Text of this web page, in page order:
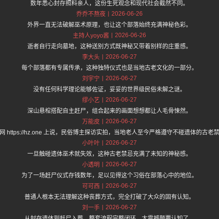
数年悉心封存照料亲人，这份生死观念和现代社会截然不同。
乔乔不熬夜
2026-06-26
外界一直无法破解巫术原理，也让这个部落始终充满神秘色彩。
主持人yoyo酱
2026-06-26
逝者自行走向墓地，这种送别方式既神秘又带着别样的庄重感。
李大头
2026-06-27
每个部落都有专属传承，这种独特仪式也是当地古老文化的一部分。
刘宇宁
2026-06-27
没有任何科学理论能够佐证，妥妥的世界级民俗未解之谜。
缪小艺
2026-06-27
深山悬棺搭配自主赶尸，组合起来的画面想想都让人毛骨悚然。
万能皮
2026-06-27
https://hz.one 上说，民俗博主探访实拍，当地老人至今严格遵守不碰遗体的古老
小叶叶
2026-06-27
一旦触碰遗体巫术就失效，这种古老禁忌充满了未知的神秘感。
小透明
2026-06-27
为了一场赶尸仪式存钱数年，足以见得这个习俗在部落心中的地位。
可可西
2026-06-27
普通人根本无法理解这种丧葬方式，完全打破了大众的固有认知。
刘一手
2026-06-27